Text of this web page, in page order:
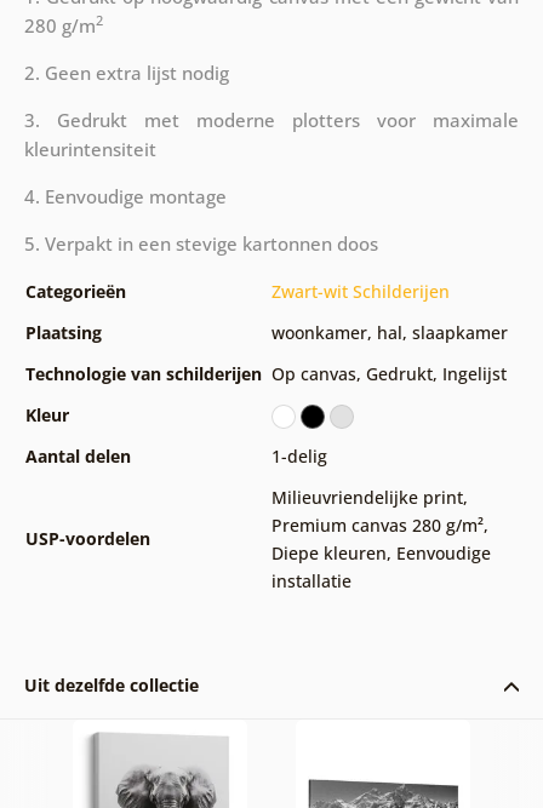
280 g/m2
2. Geen extra lijst nodig
3. Gedrukt met moderne plotters voor maximale
kleurintensiteit
4. Eenvoudige montage
5. Verpakt in een stevige kartonnen doos
Categorieën
Zwart-wit Schilderijen
Plaatsing
woonkamer, hal, slaapkamer
Technologie van schilderijen Op canvas, Gedrukt, Ingelijst
Kleur
Aantal delen
1-delig
USP-voordelen
Milieuvriendelijke print,
Premium canvas 280 g/m²,
Diepe kleuren, Eenvoudige
installatie
Uit dezelfde collectie